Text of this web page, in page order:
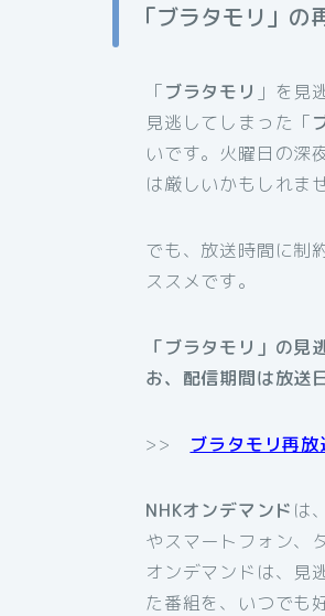
「ブラタモリ」の
「ブラタモリ 」を見
見逃してしまった「
いです。火曜日の深
は厳しいかもしれま
でも、放送時間に制
ススメです。
「ブラタモリ」の
お、配信期間は放送
>> ブラタモリ再
NHKオンデマンド は
やスマートフォン、
オンデマンドは、見
た番組を、いつでも